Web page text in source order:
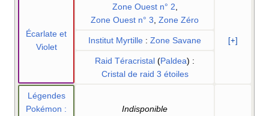
Écarlate et
Violet
Zone Ouest n° 2
Zone Ouest n° 3 Zone Zéro
[+]
Institut Myrtille : Zone Savane
Raid Téracristal (Paldea) :
Cristal de raid 3 étoiles
Légendes
Pokémon :
Indisponible